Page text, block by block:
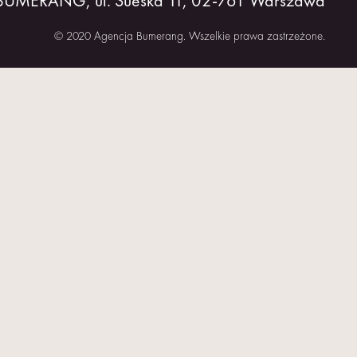
© 2020 Agencja Bumerang. Wszelkie prawa zastrzeżone.